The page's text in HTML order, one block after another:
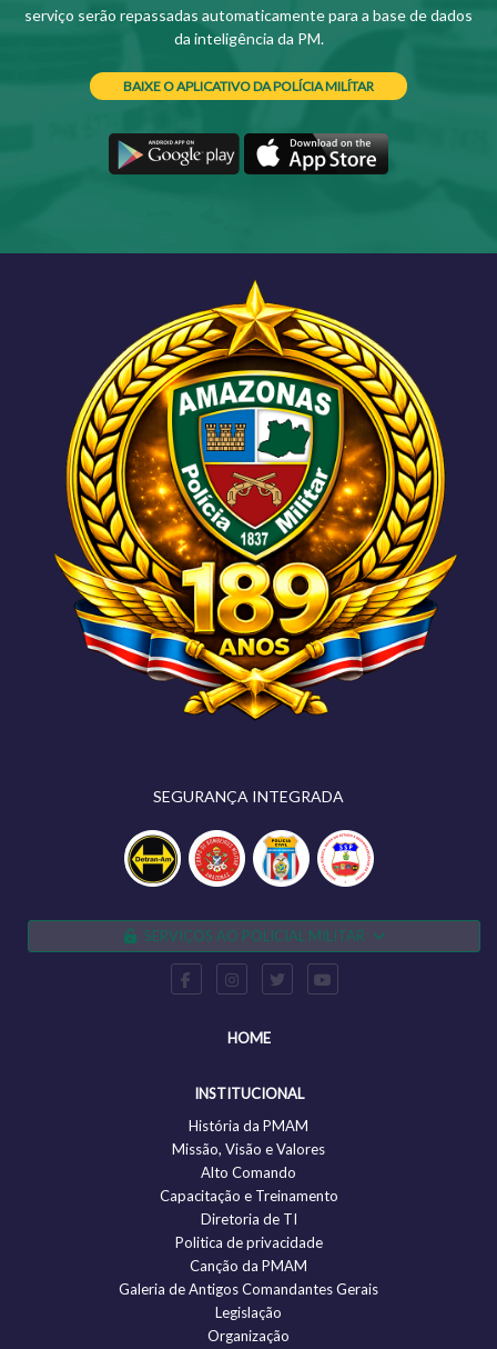
serviço serão repassadas automaticamente para a base de dados
da inteligência da PM.
BAIXE O APLICATIVO DA POLÍCIA MILÍTAR
SEGURANÇA INTEGRADA
SERVIÇOS AO POLICIAL MILITAR
HOME
INSTITUCIONAL
História da PMAM
Missão, Visão e Valores
Alto Comando
Capacitação e Treinamento
Diretoria de TI
Politica de privacidade
Canção da PMAM
Galeria de Antigos Comandantes Gerais
Legislação
Organização